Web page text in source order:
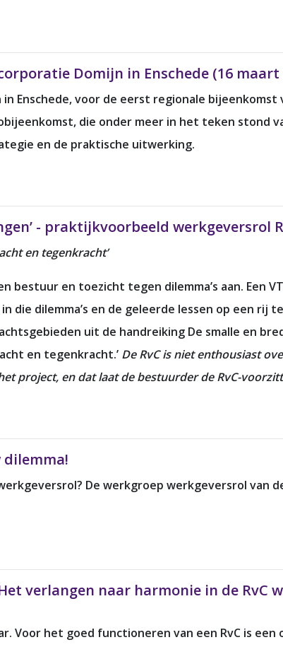
Domijn in Enschede (16 maart
Enschede, voor de eerst regionale bijeenkomst
die onder meer in het teken stond
en de praktische uitwerking.
- praktijkvoorbeeld werkgeversrol
en tegenkracht’
bestuur en toezicht tegen dilemma’s aan. Een
dilemma’s en de geleerde lessen op een rij
uit de handreiking De smalle en
en tegenkracht.’ De RvC is niet enthousiast
project, en dat laat de bestuurder de RvC-
dilemma!
De werkgroep werkgeversrol van
verlangen naar harmonie in de RvC
Voor het goed functioneren van een RvC is een